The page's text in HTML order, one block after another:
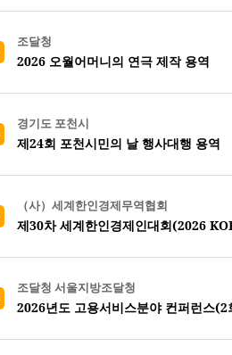
조달청
2026 오월어머니의 연극 제작 용역
경기도 포천시
제24회 포천시민의 날 행사대행 용역
（사）세계한인경제무역협회
제30차 세계한인경제인대회(2026
조달청 서울지방조달청
2026년도 고용서비스분야 컨퍼런스